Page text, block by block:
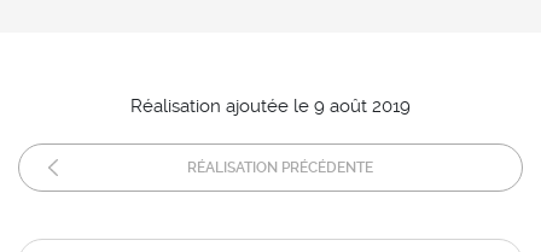
Réalisation ajoutée le 9 août 2019
RÉALISATION PRÉCÉDENTE